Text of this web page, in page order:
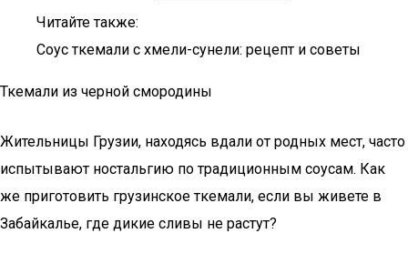
Читайте также:
Соус ткемали с хмели-сунели: рецепт и советы
Ткемали из черной смородины
Жительницы Грузии, находясь вдали от родных мест, часто
испытывают ностальгию по традиционным соусам. Как
же приготовить грузинское ткемали, если вы живете в
Забайкалье, где дикие сливы не растут?